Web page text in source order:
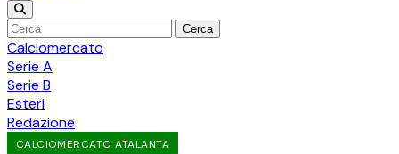
Cerca
Calciomercato
Serie A
Serie B
Esteri
Redazione
CALCIOMERCATO ATALANTA